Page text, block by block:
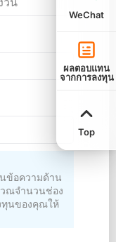
ข้อความด้าน
วณจำนวนช่อง
ทุนของคุณให้
WeChat
ผลตอบแทน
จากการลงทุน
Top